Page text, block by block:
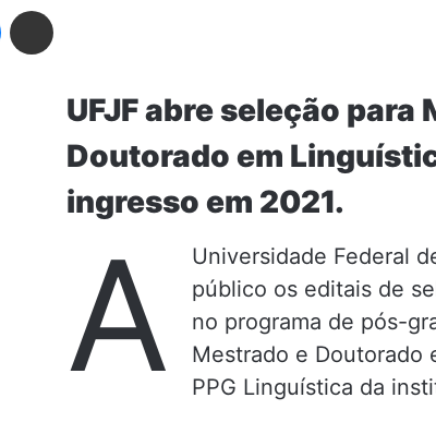
UFJF abre seleção para
Doutorado em
ingresso em 2021.
A
Universidade Federal
público os editais de
no programa de pós-
Mestrado e Doutorado
PPG Linguística da